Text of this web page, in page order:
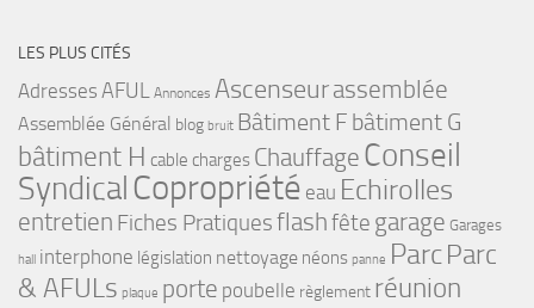
LES PLUS CITÉS
Adresses AFUL Annonces Ascenseurassemblée
Assemblée Général blog bruit Bâtiment F bâtiment G
bâtiment H cable charges Chauffage Conseil
Syndical Copropriété eau Echirolles
entretien Fiches Pratiquesflashfête garage Garages
hall interphone législation nettoyage néons panne ParcParc
& AFULs plaque porte poubelle règlement réunion